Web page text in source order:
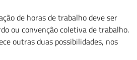
de horas de trabalho deve ser
ou convenção coletiva de trabalho.
outras duas possibilidades, nos